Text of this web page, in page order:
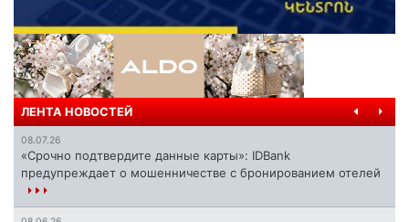
ЛЕНТА НОВОСТЕЙ
08.07.26
«Срочно подтвердите данные карты»: IDBank
предупреждает о мошенничестве с бронированием отелей